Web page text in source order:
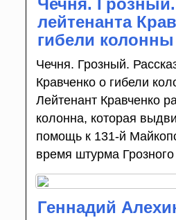
Чечня. Грозный.
лейтенанта
гибели колонны
Чечня. Грозный.
Кравченко о гибели
Лейтенант Кравченко
колонна, которая
помощь к 131-й
время штурма
Геннадий